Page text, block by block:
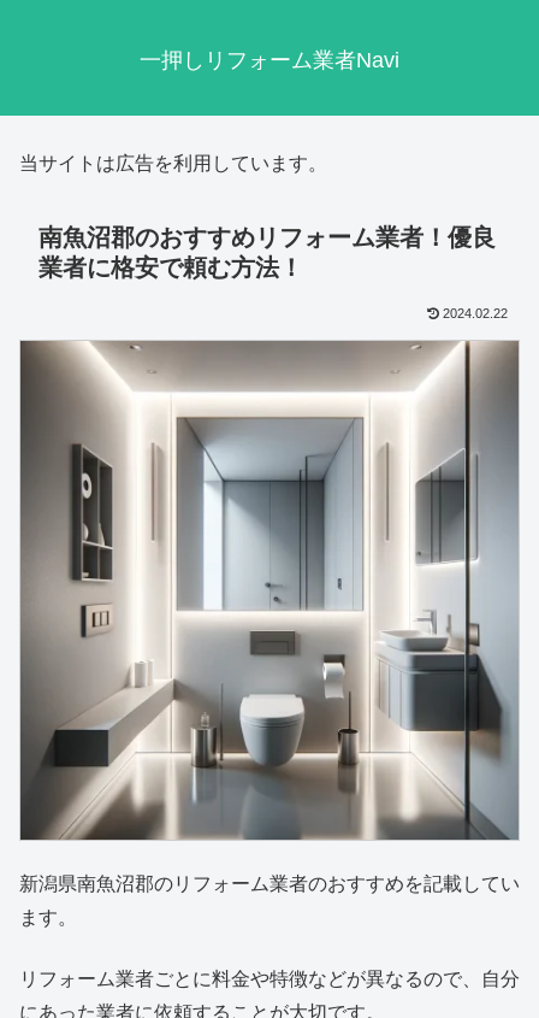
一押しリフォーム業者Navi
当サイトは広告を利用しています。
南魚沼郡のおすすめリフォーム業者！優良
業者に格安で頼む方法！
2024.02.22
新潟県南魚沼郡のリフォーム業者のおすすめを記載してい
ます。
リフォーム業者ごとに料金や特徴などが異なるので、自分
にあった業者に依頼することが大切です。